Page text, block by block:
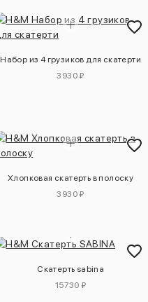
Набор из 4 грузиков для скатерти
3930 ₽
Хлопковая скатерть в полоску
3930 ₽
Скатерть sabina
15730 ₽